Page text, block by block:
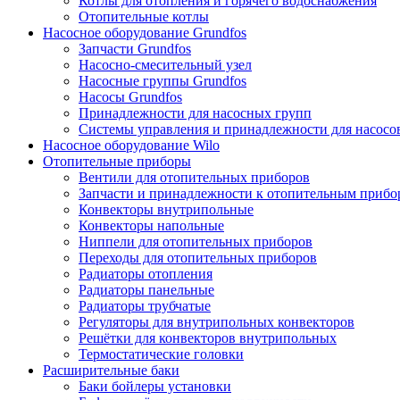
Отопительные котлы
Насосное оборудование Grundfos
Запчасти Grundfos
Насосно-смесительный узел
Насосные группы Grundfos
Насосы Grundfos
Принадлежности для насосных групп
Системы управления и принадлежности для
Насосное оборудование Wilo
Отопительные приборы
Вентили для отопительных приборов
Запчасти и принадлежности к отопительным
Конвекторы внутрипольные
Конвекторы напольные
Ниппели для отопительных приборов
Переходы для отопительных приборов
Радиаторы отопления
Радиаторы панельные
Радиаторы трубчатые
Регуляторы для внутрипольных конвекторов
Решётки для конвекторов внутрипольных
Термостатические головки
Расширительные баки
Баки бойлеры установки